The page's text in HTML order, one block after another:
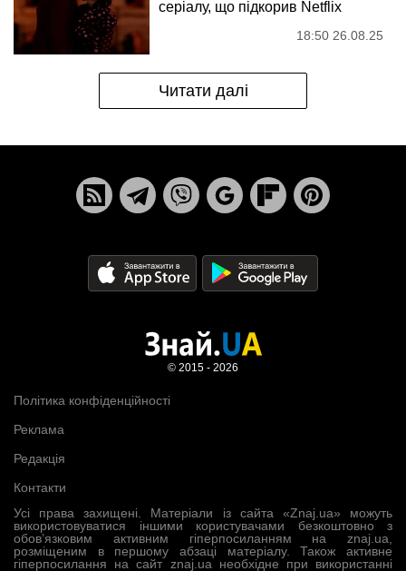
серіалу, що підкорив Netflix
18:50 26.08.25
Читати далі
Усі права захищені. Матеріали із сайта «Znaj.ua» можуть
використовуватися іншими користувачами безкоштовно з
обов’язковим активним гіперпосиланням на znaj.ua,
розміщеним в першому абзаці матеріалу. Також активне
гіперпосилання на сайт znaj.ua необхідне при використанні
Політика конфіденційності
Реклама
Редакція
Контакти
© 2015 - 2026